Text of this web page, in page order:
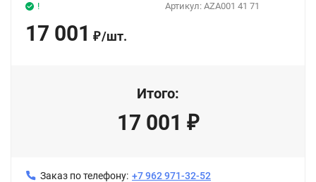
Артикул: AZA001 41 71
!
17 001 ₽/шт.
Итого:
17 001 ₽
Заказ по телефону: +7 962 971-32-52